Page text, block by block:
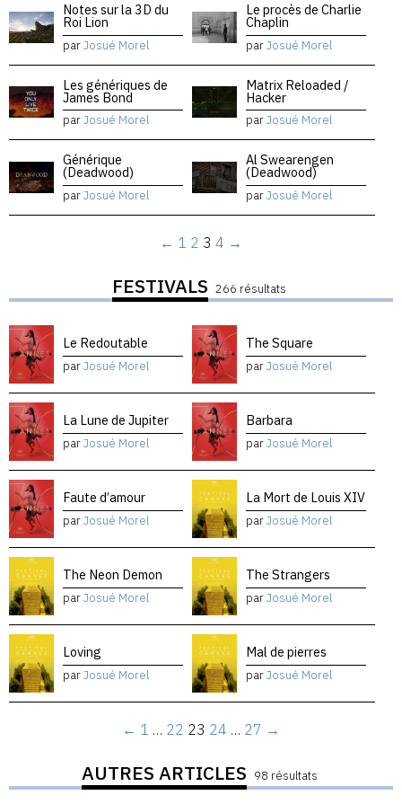
Notes sur la 3D du
Roi Lion
parJosué Morel
Le procès de Charlie
Chaplin
parJosué Morel
Les génériques de
James Bond
parJosué Morel
Matrix Reloaded /
Hacker
parJosué Morel
Générique
(Deadwood)
parJosué Morel
Al Swearengen
(Deadwood)
parJosué Morel
← 1 2 3 4 →
FESTIVALS 266 résultats
Le Redoutable
parJosué Morel
The Square
parJosué Morel
La Lune de Jupiter
parJosué Morel
Barbara
parJosué Morel
Faute d’amour
parJosué Morel
La Mort de Louis XIV
parJosué Morel
The Neon Demon
parJosué Morel
The Strangers
parJosué Morel
Loving
parJosué Morel
Mal de pierres
parJosué Morel
← 1 … 22 23 24 … 27 →
AUTRES ARTICLES 98 résultats